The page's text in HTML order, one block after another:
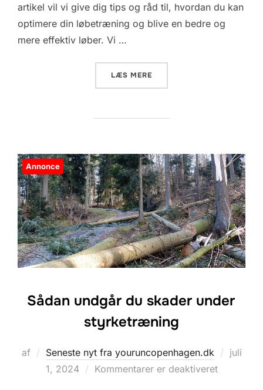
artikel vil vi give dig tips og råd til, hvordan du kan
optimere din løbetræning og blive en bedre og
mere effektiv løber. Vi …
LÆS MERE
Annonce
Sådan undgår du skader under
styrketræning
af Seneste nyt fra youruncopenhagen.dk
Udgivet
juli
1, 2024
Kommentarer er deaktiveret